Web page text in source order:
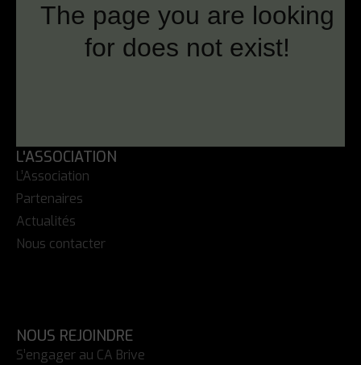
L'ASSOCIATION
L’Association
Partenaires
Actualités
Nous contacter
NOUS REJOINDRE
S’engager au CA Brive